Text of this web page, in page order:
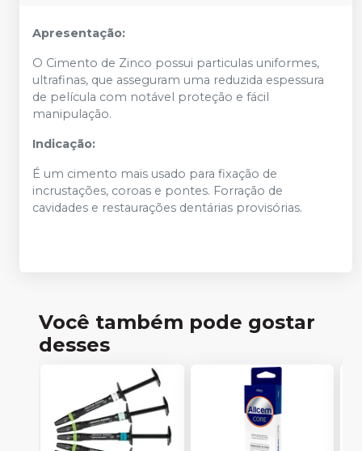
Apresentação:
O Cimento de Zinco possui particulas uniformes,
ultrafinas, que asseguram uma reduzida espessura
de película com notável proteção e fácil
manipulação.
Indicação:
É um cimento mais usado para fixação de
incrustações, coroas e pontes. Forração de
cavidades e restaurações dentárias provisórias.
Você também pode gostar
desses